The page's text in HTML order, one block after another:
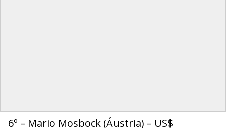
6º – Mario Mosbock (Áustria) – US$